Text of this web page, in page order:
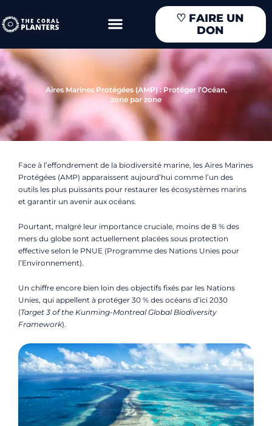
au
contenu
♡ FAIRE UN
DON
Aires Marines Protégées (AMP) : Protéger l’Océan,
zone par zone
Face à l’effondrement de la biodiversité marine, les Aires Marines
Protégées (AMP) apparaissent aujourd’hui comme l’un des
outils les plus puissants pour restaurer les écosystèmes marins
et garantir un avenir aux océans.
Pourtant, malgré leur importance cruciale, moins de 8 % des
mers du globe sont actuellement placées sous protection
effective selon le PNUE (Programme des Nations Unies pour
l’Environnement).
Un chiffre encore bien loin des objectifs fixés par les Nations
Unies, qui appellent à protéger 30 % des océans d’ici 2030
(Target 3 of the Kunming-Montreal Global Biodiversity
Framework).